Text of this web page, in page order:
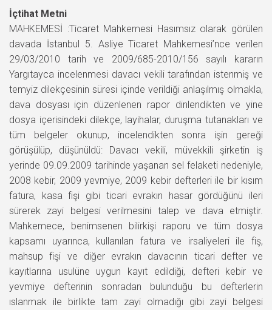
İçtihat Metni
MAHKEMESİ :Ticaret Mahkemesi Hasımsız olarak görülen
davada İstanbul 5. Asliye Ticaret Mahkemesi’nce verilen
29/03/2010 tarih ve 2009/685-2010/156 sayılı kararın
Yargıtayca incelenmesi davacı vekili tarafından istenmiş ve
temyiz dilekçesinin süresi içinde verildiği anlaşılmış olmakla,
dava dosyası için düzenlenen rapor dinlendikten ve yine
dosya içerisindeki dilekçe, layihalar, duruşma tutanakları ve
tüm belgeler okunup, incelendikten sonra işin gereği
görüşülüp, düşünüldü: Davacı vekili, müvekkili şirketin iş
yerinde 09.09.2009 tarihinde yaşanan sel felaketi nedeniyle,
2008 kebir, 2009 yevmiye, 2009 kebir defterleri ile bir kısım
fatura, kasa fişi gibi ticari evrakın hasar gördüğünü ileri
sürerek zayi belgesi verilmesini talep ve dava etmiştir.
Mahkemece, benimsenen bilirkişi raporu ve tüm dosya
kapsamı uyarınca, kullanılan fatura ve irsaliyeleri ile fiş,
mahsup fişi ve diğer evrakın davacının ticari defter ve
kayıtlarına usulüne uygun kayıt edildiği, defteri kebir ve
yevmiye defterinin sonradan bulunduğu bu defterlerin
ıslanmak ile birlikte tam zayi olmadığı gibi zayi belgesi